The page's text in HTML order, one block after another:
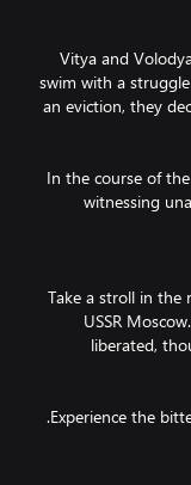
Vitya and
swim with a
an eviction, they
In the course of
witnessing
Take a stroll in the
USSR
liberated,